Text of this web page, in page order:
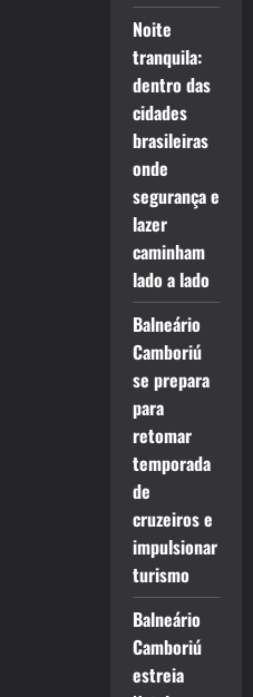
Noite
tranquila:
dentro das
cidades
brasileiras
onde
segurança e
lazer
caminham
lado a lado
Balneário
Camboriú
se prepara
para
retomar
temporada
de
cruzeiros e
impulsionar
turismo
Balneário
Camboriú
estreia